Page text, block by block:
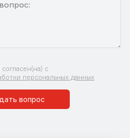
согласен(на) с
персональных данных
вопрос